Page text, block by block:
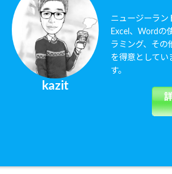
kazit
ニュージーラン
Excel、Wordの
ラミング、その
を得意としてい
す。